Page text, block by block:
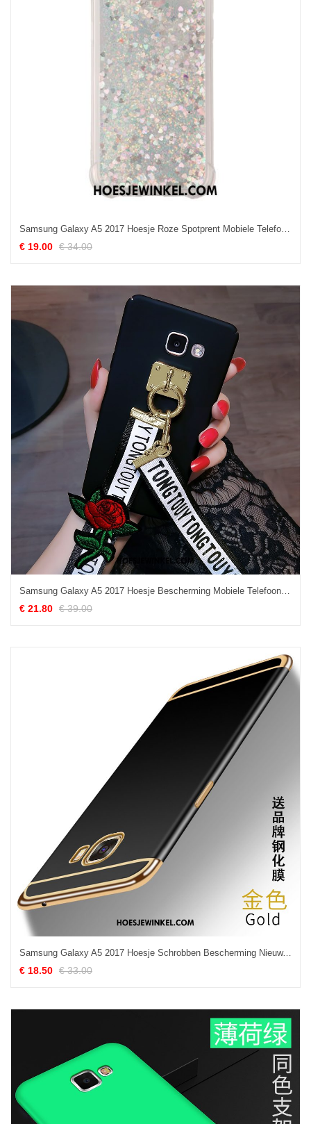
Samsung Galaxy A5 2017 Hoesje Roze Spotprent Mobiele Telefoon, Samsung Galaxy A5 2017 Hoesje Hanger Liefde
€ 19.00 € 34.00
Samsung Galaxy A5 2017 Hoesje Bescherming Mobiele Telefoon Hanger, Samsung Galaxy A5 2017 Hoesje Anti-fall Hoes
€ 21.80 € 39.00
Samsung Galaxy A5 2017 Hoesje Schrobben Bescherming Nieuw, Samsung Galaxy A5 2017 Hoesje Scheppend Mobiele Telefoon
€ 18.50 € 33.00